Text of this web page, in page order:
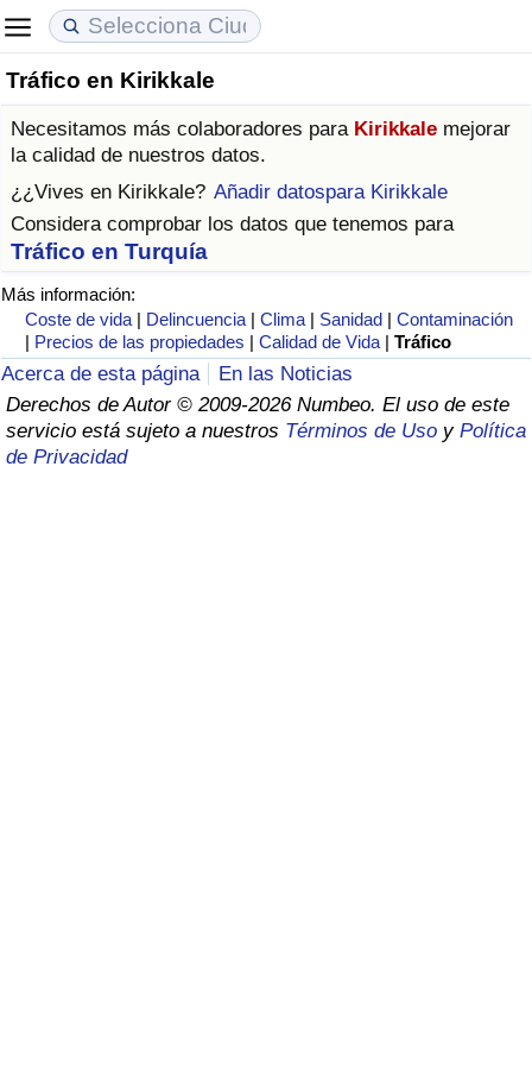
Tráfico en Kirikkale
Necesitamos más colaboradores para Kirikkale mejorar
la calidad de nuestros datos.
¿¿Vives en Kirikkale? Añadir datospara Kirikkale
Considera comprobar los datos que tenemos para
Tráfico en Turquía
Más información:
Coste de vida | Delincuencia |Clima | Sanidad |Contaminación
| Precios de las propiedades |Calidad de Vida |Tráfico
Acerca de esta página
En las Noticias
Derechos de Autor © 2009-2026 Numbeo. El uso de este
servicio está sujeto a nuestros Términos de Uso y Política
de Privacidad
Coste de vida
Índice de Costo de Vida (Actual)
Índice de Costo de Vida
Índice de costo de vida por país
en aqaba
Precios de las propiedades
Índice de Precios de Inmuebles (Actual)
Índice de Precios de Inmuebles
Índice de Precios de Inmuebles por País
Calidad de Vida
Índice de Calidad de Vida
Índice de Calidad de Vida (Actual)
Índice de calidad de vida por país
Delincuencia
Calificación del Índice de Criminalidad
(Actual)